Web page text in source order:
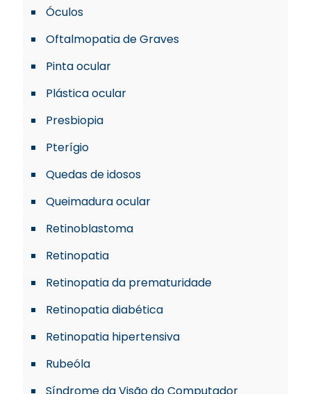
Óculos
Oftalmopatia de Graves
Pinta ocular
Plástica ocular
Presbiopia
Pterígio
Quedas de idosos
Queimadura ocular
Retinoblastoma
Retinopatia
Retinopatia da prematuridade
Retinopatia diabética
Retinopatia hipertensiva
Rubeóla